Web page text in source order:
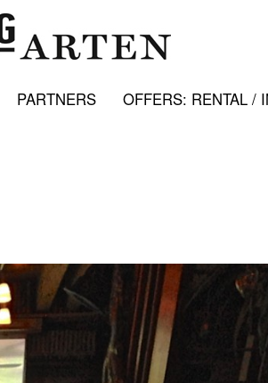
PARTNERS OFFERS: RENTAL /